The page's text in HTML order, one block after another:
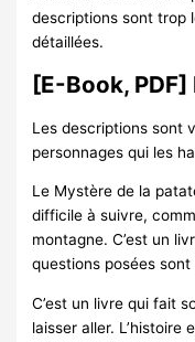
descriptions sont trop
détaillées.
[E-Book,
Les descriptions sont
personnages qui les
Le Mystère de la
difficile à suivre,
montagne. C’est un
questions posées
C’est un livre qui fait
laisser aller.